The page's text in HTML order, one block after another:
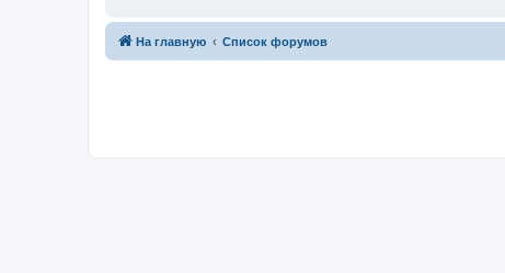
На главную Список форумов